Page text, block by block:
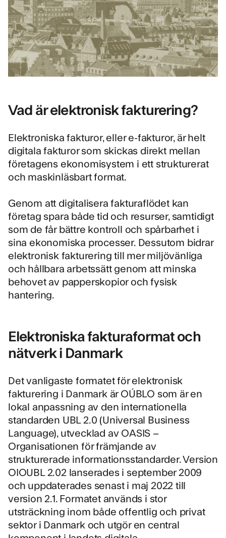
Vad är elektronisk fakturering?
Elektroniska fakturor, eller e-fakturor, är helt
digitala fakturor som skickas direkt mellan
företagens ekonomisystem i ett strukturerat
och maskinläsbart format.
Genom att digitalisera fakturaflödet kan
företag spara både tid och resurser, samtidigt
som de får bättre kontroll och spårbarhet i
sina ekonomiska processer. Dessutom bidrar
elektronisk fakturering till mer miljövänliga
och hållbara arbetssätt genom att minska
behovet av papperskopior och fysisk
hantering.
Elektroniska fakturaformat och
nätverk i Danmark
Det vanligaste formatet för elektronisk
fakturering i Danmark ärOÚBLO som är en
lokal anpassning av den internationella
standarden UBL 2.0 (Universal Business
Language), utvecklad av OASIS –
Organisationen för främjande av
strukturerade informationsstandarder. Version
OIOUBL 2.02 lanserades i september 2009
och uppdaterades senast i maj 2022 till
version 2.1. Formatet används i stor
utsträckning inom både offentlig och privat
sektor i Danmark och utgör en central